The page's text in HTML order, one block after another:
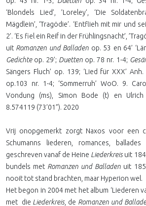
‘Blondels Lied’, ’Loreley’, ‘Die
Mägdlein’, ‘Tragödie’. ‘Entflieh mit mir und
2’. ‘Es fiel ein Reif in der Frühlingsnacht’,
uit Romanzen und Balladen op. 53 en 64’
Gedichteop. 29’; Duetten op. 78 nr. 1-4;
Sängers Fluch’ op. 139; ‘Lied für XXX’ Anh.
op.103 nr. 1-4; ‘Sommerruh’ WoO. 9.
Vondung (ms), Simon Bode (t) en Ulrich
8.574119 (73’01”). 2020
Vrij onopgemerkt zorgt Naxos voor een
Schumanns liederen, romances,
geschreven vanaf de Heine Liederkreisuit
bundels met Romanzen und Balladen uit
nooit tot stand brachten, maar Hyperion wel.
Het begon in 2004 met het album ‘Liederen
met die Liederkreis, de Romanzen und